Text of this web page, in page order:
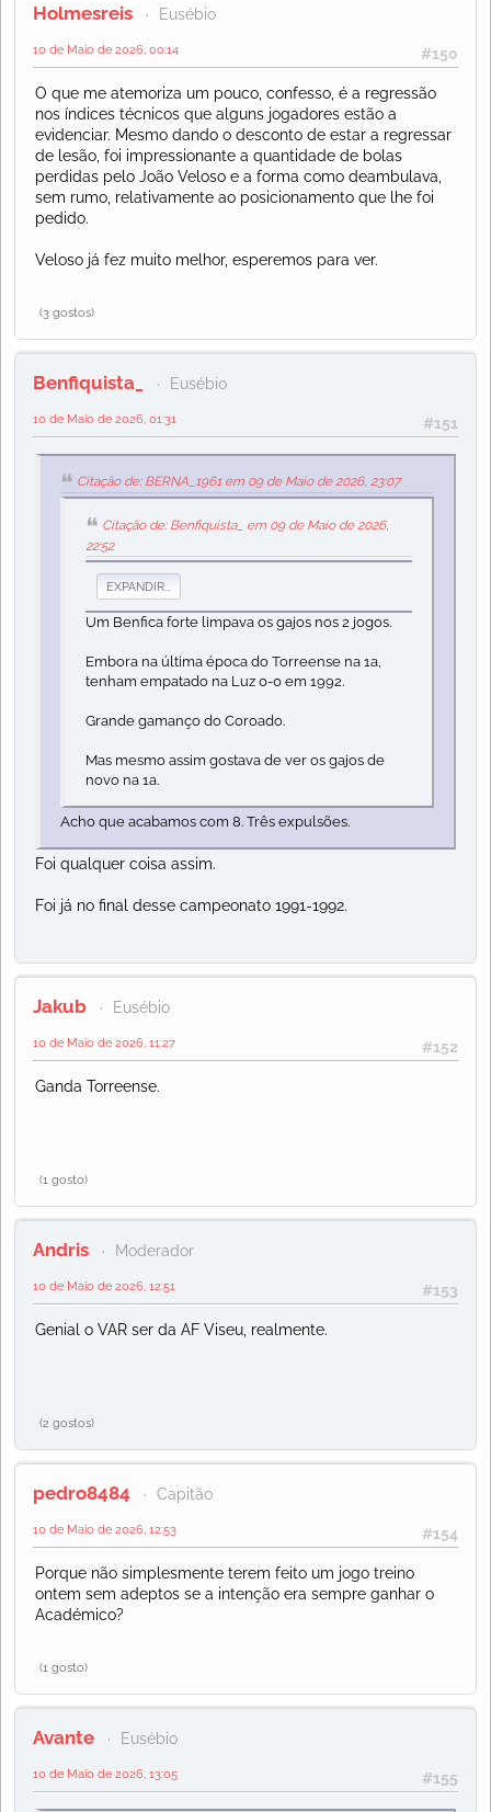
Holmesreis Eusébio
#150
10 de Maio de 2026, 00:14
O que me atemoriza um pouco, confesso, é a regressão
nos índices técnicos que alguns jogadores estão a
evidenciar. Mesmo dando o desconto de estar a regressar
de lesão, foi impressionante a quantidade de bolas
perdidas pelo João Veloso e a forma como deambulava,
sem rumo, relativamente ao posicionamento que lhe foi
pedido.
Veloso já fez muito melhor, esperemos para ver.
(3 gostos)
Benfiquista_ Eusébio
#151
10 de Maio de 2026, 01:31
Citação de: BERNA_1961 em 09 de Maio de 2026, 23:07
Citação de: Benfiquista_ em 09 de Maio de 2026,
22:52
EXPANDIR...
Um Benfica forte limpava os gajos nos 2 jogos.
Embora na última época do Torreense na 1a,
tenham empatado na Luz 0-0 em 1992.
Grande gamanço do Coroado.
Mas mesmo assim gostava de ver os gajos de
novo na 1a.
Acho que acabamos com 8. Três expulsões.
Foi qualquer coisa assim.
Foi já no final desse campeonato 1991-1992.
Jakub Eusébio
#152
10 de Maio de 2026, 11:27
Ganda Torreense.
(1 gosto)
Andris Moderador
#153
10 de Maio de 2026, 12:51
Genial o VAR ser da AF Viseu, realmente.
(2 gostos)
pedro8484 Capitão
#154
10 de Maio de 2026, 12:53
Porque não simplesmente terem feito um jogo treino
ontem sem adeptos se a intenção era sempre ganhar o
Académico?
(1 gosto)
Avante Eusébio
#155
10 de Maio de 2026, 13:05